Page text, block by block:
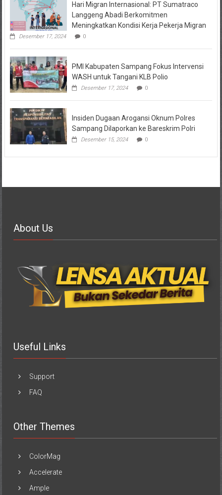
Hari Migran Internasional: PT Sumatraco
Langgeng Abadi Berkomitmen
Meningkatkan Kondisi Kerja Pekerja Migran
Desember 17, 2024 0
PMI Kabupaten Sampang Fokus Intervensi
WASH untuk Tangani KLB Polio
Desember 17, 2024 0
Insiden Dugaan Arogansi Oknum Polres
Sampang Dilaporkan ke Bareskrim Polri
Desember 15, 2024 0
About Us
Useful Links
Support
FAQ
Other Themes
ColorMag
Accelerate
Ample